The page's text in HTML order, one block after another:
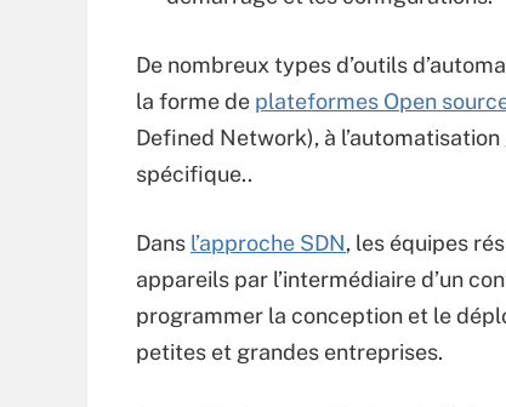
De nombreux types d’outils
la forme de plateformes Open
Defined Network), à
spécifique..
Dans l’approche SDN, les équipes
appareils par l’intermédiaire d’un
programmer la conception et le
petites et grandes entreprises.